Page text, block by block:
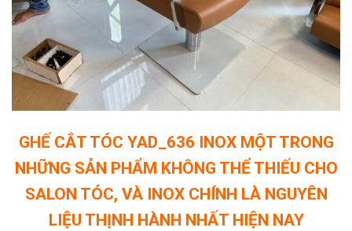
GHẾ CẮT TÓC YAD_636 INOX MỘT TRONG
NHỮNG SẢN PHẨM KHÔNG THỂ THIẾU CHO
SALON TÓC, VÀ INOX CHÍNH LÀ NGUYÊN
LIỆU THỊNH HÀNH NHẤT HIỆN NAY